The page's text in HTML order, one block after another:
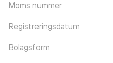
Moms nummer
Registreringsdatum
Bolagsform